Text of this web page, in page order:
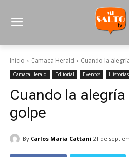
Inicio Camaca Herald Cuando la
Camaca Herald Editorial Eventos
Cuando la alegría
golpe
By Carlos María Cattani 21 de